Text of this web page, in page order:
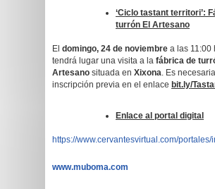
‘Ciclo tastant territori’:
turrón El Artesano
El domingo, 24 de noviembre a las 11:00
tendrá lugar una visita a la fábrica de
Artesano situada en Xixona. Es
inscripción previa en el enlace bit.ly/
Enlace al portal digital
https://www.cervantesvirtual.com/
www.muboma.com